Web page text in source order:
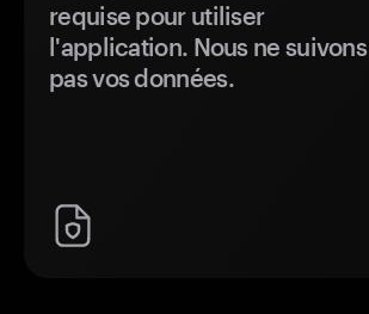
requise pour utiliser
l'application. Nous ne suivons
pas vos données.